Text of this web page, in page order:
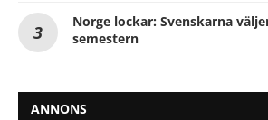
Norge lockar: Svenskarna
semestern
ANNONS